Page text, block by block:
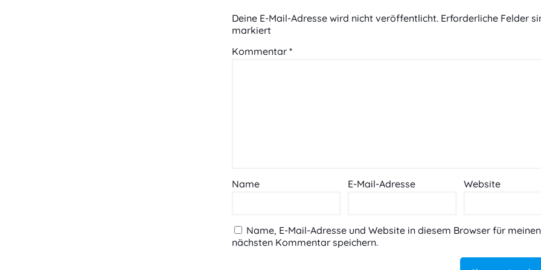
Deine E-Mail-Adresse wird nicht veröffentlicht. Erforderliche Felder
markiert
Kommentar *
Name E-Mail-Adresse Website
Name, E-Mail-Adresse und Website in diesem Browser für meinen
nächsten Kommentar speichern.